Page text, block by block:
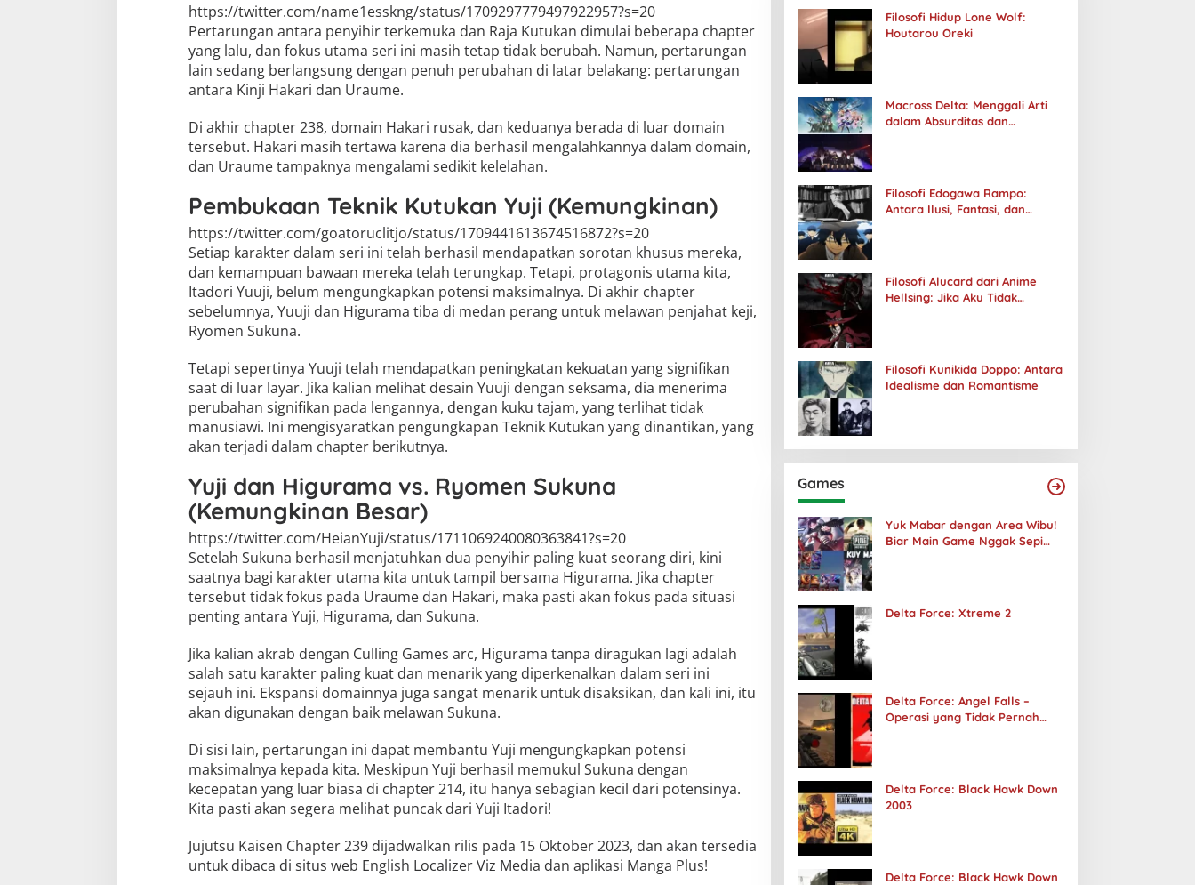
https://twitter.com/name1esskng/status/1709297779497922957?s=20
Pertarungan antara penyihir terkemuka dan Raja Kutukan dimulai beberapa chapter
yang lalu, dan fokus utama seri ini masih tetap tidak berubah. Namun, pertarungan
lain sedang berlangsung dengan penuh perubahan di latar belakang: pertarungan
antara Kinji Hakari dan Uraume.
Di akhir chapter 238, domain Hakari rusak, dan keduanya berada di luar domain
tersebut. Hakari masih tertawa karena dia berhasil mengalahkannya dalam domain,
dan Uraume tampaknya mengalami sedikit kelelahan.
Pembukaan Teknik Kutukan Yuji (Kemungkinan)
https://twitter.com/goatoruclitjo/status/1709441613674516872?s=20
Setiap karakter dalam seri ini telah berhasil mendapatkan sorotan khusus mereka,
dan kemampuan bawaan mereka telah terungkap. Tetapi, protagonis utama kita,
Itadori Yuuji, belum mengungkapkan potensi maksimalnya. Di akhir chapter
sebelumnya, Yuuji dan Higurama tiba di medan perang untuk melawan penjahat keji,
Ryomen Sukuna.
Tetapi sepertinya Yuuji telah mendapatkan peningkatan kekuatan yang signifikan
saat di luar layar. Jika kalian melihat desain Yuuji dengan seksama, dia menerima
perubahan signifikan pada lengannya, dengan kuku tajam, yang terlihat tidak
manusiawi. Ini mengisyaratkan pengungkapan Teknik Kutukan yang dinantikan, yang
akan terjadi dalam chapter berikutnya.
Yuji dan Higurama vs. Ryomen Sukuna
(Kemungkinan Besar)
https://twitter.com/HeianYuji/status/1711069240080363841?s=20
Setelah Sukuna berhasil menjatuhkan dua penyihir paling kuat seorang diri, kini
saatnya bagi karakter utama kita untuk tampil bersama Higurama. Jika chapter
tersebut tidak fokus pada Uraume dan Hakari, maka pasti akan fokus pada situasi
penting antara Yuji, Higurama, dan Sukuna.
Jika kalian akrab dengan Culling Games arc, Higurama tanpa diragukan lagi adalah
salah satu karakter paling kuat dan menarik yang diperkenalkan dalam seri ini
sejauh ini. Ekspansi domainnya juga sangat menarik untuk disaksikan, dan kali ini, itu
akan digunakan dengan baik melawan Sukuna.
Di sisi lain, pertarungan ini dapat membantu Yuji mengungkapkan potensi
maksimalnya kepada kita. Meskipun Yuji berhasil memukul Sukuna dengan
kecepatan yang luar biasa di chapter 214, itu hanya sebagian kecil dari potensinya.
Kita pasti akan segera melihat puncak dari Yuji Itadori!
Jujutsu Kaisen Chapter 239 dijadwalkan rilis pada 15 Oktober 2023, dan akan tersedia
untuk dibaca di situs web English Localizer Viz Media dan aplikasi Manga Plus!
Filosofi Hidup Lone Wolf:
Houtarou Oreki
Macross Delta: Menggali Arti
dalam Absurditas dan
Filosofi Edogawa Rampo:
Antara Ilusi, Fantasi, dan
Filosofi Alucard dari Anime
Hellsing: Jika Aku Tidak
Filosofi Kunikida Doppo: Antara
Idealisme dan Romantisme
Games
Yuk Mabar dengan Area Wibu!
Biar Main Game Nggak Sepi
Delta Force: Xtreme 2
Delta Force: Angel Falls –
Operasi yang Tidak Pernah
Delta Force: Black Hawk Down
2003
Delta Force: Black Hawk Down